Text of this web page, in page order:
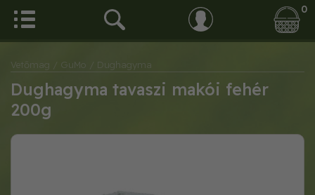
0
Vetőmag / GuMo / Dughagyma
Dughagyma tavaszi makói fehér
200g